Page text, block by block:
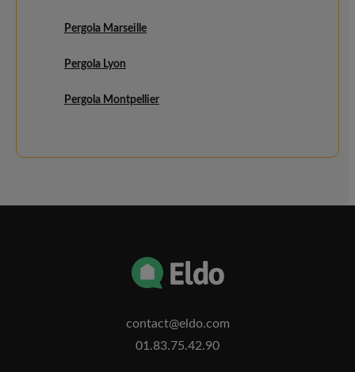
Pergola Marseille
Pergola Lyon
Pergola Montpellier
contact@eldo.com
01.83.75.42.90